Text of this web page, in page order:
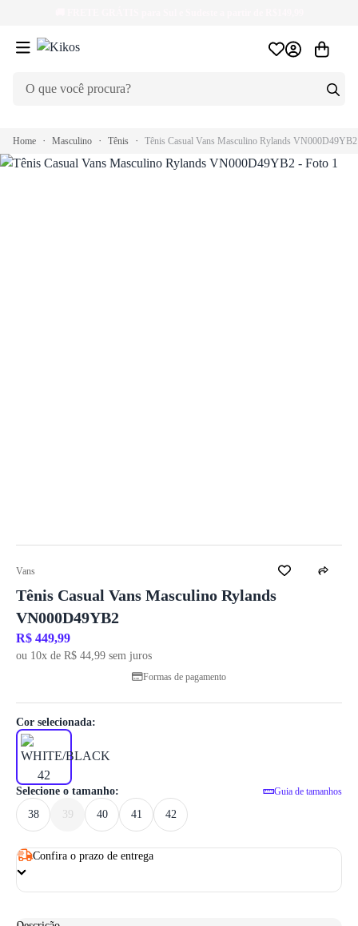
Home Masculino Tênis Tênis Casual Vans Masculino Rylands VN000D49YB2
1/ 6
Vans
Tênis Casual Vans Masculino Rylands
VN000D49YB2
R$ 449,99
ou 10x de R$ 44,99 sem juros
Formas de pagamento
Selecione o tamanho: Guia de tamanhos
38 39 40 41 42
Cor selecionada:
Confira o prazo de entrega